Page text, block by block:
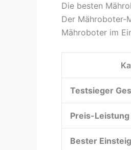
Die besten
Der Mähroboter-
Mähroboter im
Testsieger
Preis-
Bester